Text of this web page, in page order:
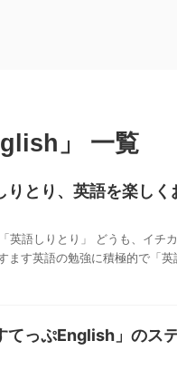
」 一覧
りとり、英語を楽しく
英語しりとり」 どうも、イチ
ます英語の勉強に積極的で「
てっぷEnglish」のス